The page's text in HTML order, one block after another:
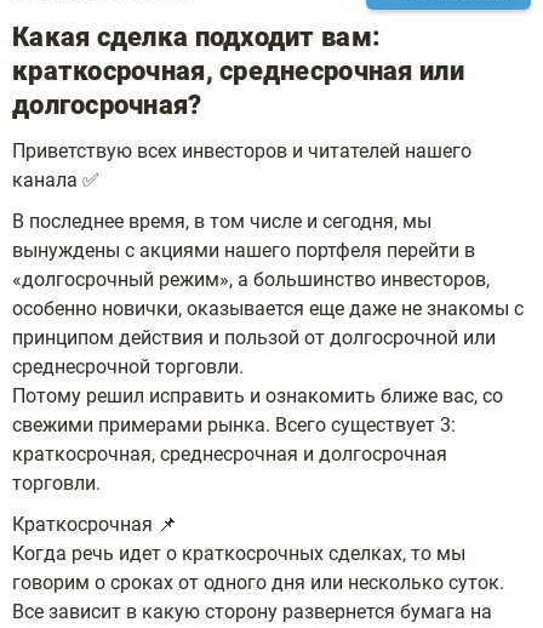
Какая сделка подходит вам:
краткосрочная, среднесрочная или
долгосрочная?
Приветствую всех инвесторов и читателей нашего
канала ✅
В последнее время, в том числе и сегодня, мы
вынуждены с акциями нашего портфеля перейти в
«долгосрочный режим», а большинство инвесторов,
особенно новички, оказывается еще даже не знакомы с
принципом действия и пользой от долгосрочной или
среднесрочной торговли.
Потому решил исправить и ознакомить ближе вас, со
свежими примерами рынка. Всего существует 3:
краткосрочная, среднесрочная и долгосрочная
торговли.
Краткосрочная 📌
Когда речь идет о краткосрочных сделках, то мы
говорим о сроках от одного дня или несколько суток.
Все зависит в какую сторону развернется бумага на